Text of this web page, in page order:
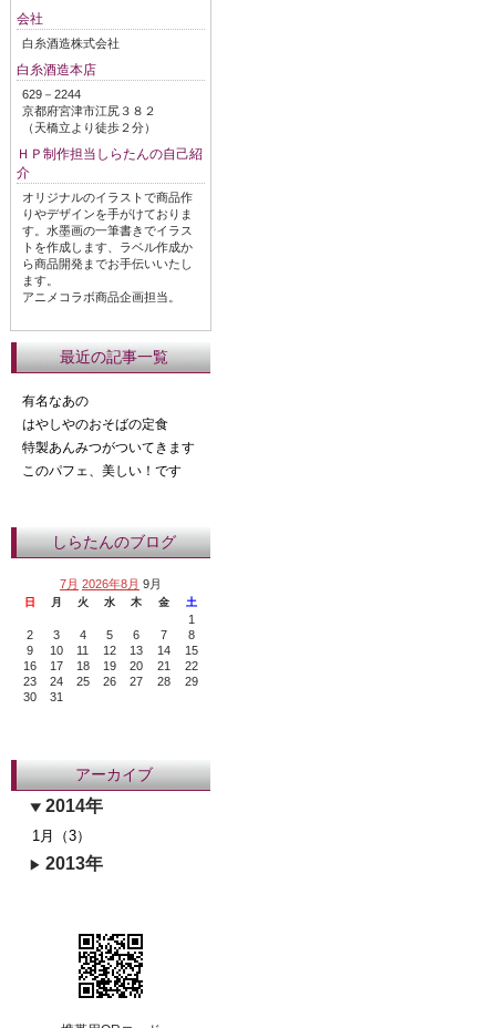
会社
白糸酒造株式会社
白糸酒造本店
629－2244
京都府宮津市江尻３８２
（天橋立より徒歩２分）
ＨＰ制作担当しらたんの自己紹
介
オリジナルのイラストで商品作
りやデザインを手がけておりま
す。水墨画の一筆書きでイラス
トを作成します、ラベル作成か
ら商品開発までお手伝いいたし
ます。
アニメコラボ商品企画担当。
最近の記事一覧
有名なあの
はやしやのおそばの定食
特製あんみつがついてきます
このパフェ、美しい！です
しらたんのブログ
7月 2026年8月 9月
日 月 火 水 木 金 土
1
2
3 4 5 6 7
8
9
10 11 12 13 14
15
16
17 18 19 20 21
22
23
24 25 26 27 28
29
30
31
アーカイブ
2014年
1月（3）
2013年